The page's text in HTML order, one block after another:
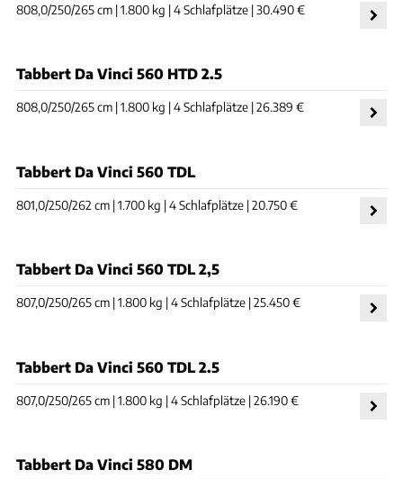
808,0/250/265 cm | 1.800 kg | 4 Schlafplätze | 30.490 €
Tabbert Da Vinci 560 HTD 2.5
808,0/250/265 cm | 1.800 kg | 4 Schlafplätze | 26.389 €
Tabbert Da Vinci 560 TDL
801,0/250/262 cm | 1.700 kg | 4 Schlafplätze | 20.750 €
Tabbert Da Vinci 560 TDL 2,5
807,0/250/265 cm | 1.800 kg | 4 Schlafplätze | 25.450 €
Tabbert Da Vinci 560 TDL 2.5
807,0/250/265 cm | 1.800 kg | 4 Schlafplätze | 26.190 €
Tabbert Da Vinci 580 DM